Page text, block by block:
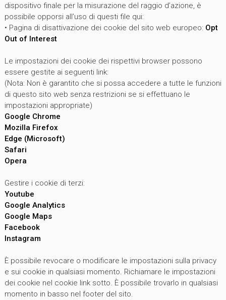
dispositivo finale per la misurazione del raggio d’azione, è
possibile opporsi all’uso di questi file qui:
• Pagina di disattivazione dei cookie del sito web europeo: Opt
Out of Interest
Le impostazioni dei cookie dei rispettivi browser possono
essere gestite ai seguenti link:
(Nota: Non è garantito che si possa accedere a tutte le funzioni
di questo sito web senza restrizioni se si effettuano le
impostazioni appropriate)
Google Chrome
Mozilla Firefox
Edge (Microsoft)
Safari
Opera
Gestire i cookie di terzi:
Youtube
Google Analytics
Google Maps
Facebook
Instagram
È possibile revocare o modificare le impostazioni sulla privacy
e sui cookie in qualsiasi momento. Richiamare le impostazioni
dei cookie nel cookie link sotto. È possibile trovarlo in qualsiasi
momento in basso nel footer del sito.